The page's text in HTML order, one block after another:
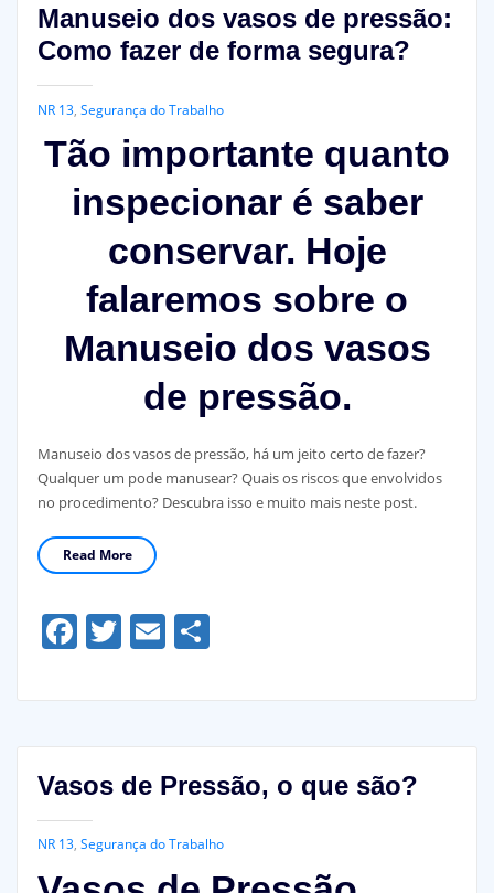
Manuseio dos vasos de pressão:
Como fazer de forma segura?
NR 13, Segurança do Trabalho
Tão importante quanto
inspecionar é saber
conservar. Hoje
falaremos sobre o
Manuseio dos vasos
de pressão.
Manuseio dos vasos de pressão, há um jeito certo de fazer?
Qualquer um pode manusear? Quais os riscos que envolvidos
no procedimento? Descubra isso e muito mais neste post.
Read More
Facebook
Twitter
EmailShare
Vasos de Pressão, o que são?
NR 13, Segurança do Trabalho